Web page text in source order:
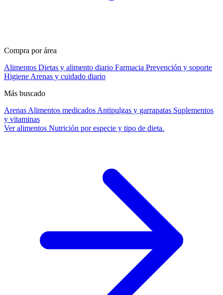
Compra por área
Alimentos Dietas y alimento diario Farmacia Prevención y soporte
Higiene Arenas y cuidado diario
Más buscado
Arenas Alimentos medicados Antipulgas y garrapatas Suplementos
y vitaminas
Ver alimentos Nutrición por especie y tipo de dieta.